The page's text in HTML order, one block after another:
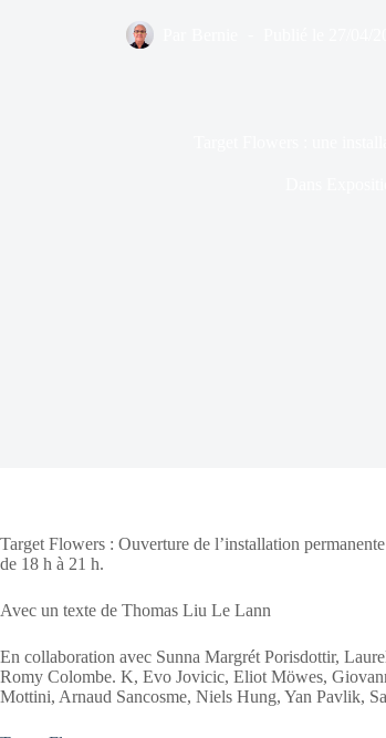
Target Flowers : Ouverture de l’installation
de 18 h à 21 h.
Avec un texte de Thomas Liu Le Lann
En collaboration avec Sunna Margrét Porisdottir,
Romy Colombe. K, Evo Jovicic, Eliot Möwes,
Mottini, Arnaud Sancosme, Niels Hung, Yan Pavlik,